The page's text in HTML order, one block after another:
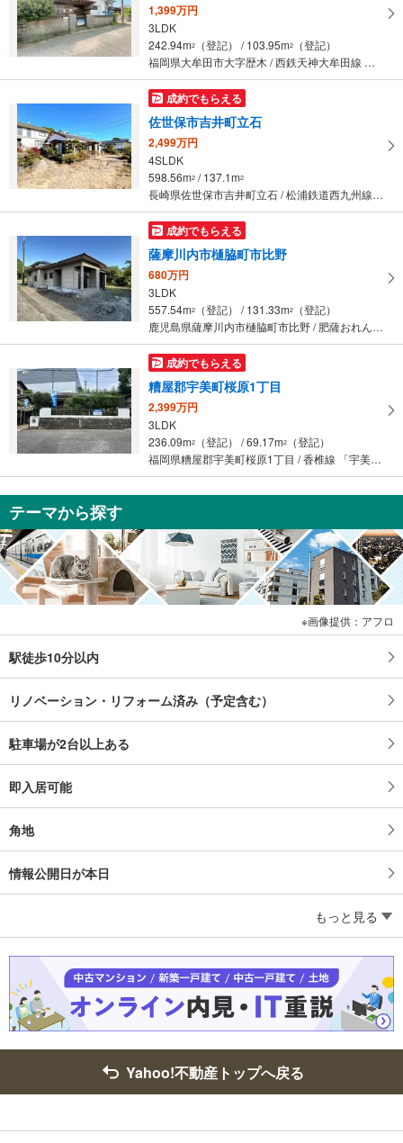
1,399万円
3LDK
242.94m2 （登記） / 103.95m2
（登記）
福岡県大牟田市大字歴木 / 西鉄天神大牟田線 「新栄町」駅から3900m
成約でもらえる
佐世保市吉井町立石
2,499万円
4SLDK
598.56m2 / 137.1m2
長崎県佐世保市吉井町立石 / 松浦鉄道西九州線 「吉井」駅 徒歩9分
成約でもらえる
薩摩川内市樋脇町市比野
680万円
3LDK
557.54m2 （登記） / 131.33m2
（登記）
鹿児島県薩摩川内市樋脇町市比野 / 肥薩おれんじ鉄道 「川内」駅から11400m 車:23分
成約でもらえる
糟屋郡宇美町桜原1丁目
2,399万円
3LDK
236.09m2 （登記） / 69.17m2
（登記）
福岡県糟屋郡宇美町桜原1丁目 / 香椎線 「宇美」駅 徒歩16分
テーマから探す
画像提供：アフロ
駅徒歩10分以内
リノベーション・リフォーム済み（予定含む）
駐車場が2台以上ある
即入居可能
角地
情報公開日が本日
もっと見る
Yahoo!不動産トップへ戻る